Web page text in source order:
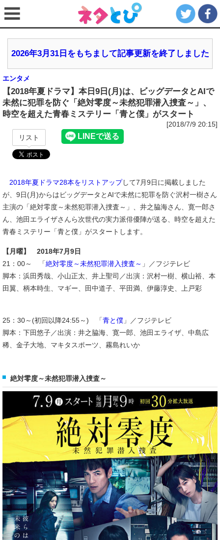
2026年3月31日をもちまして記事更新を終了しました
エンタメ
【2018年夏ドラマ】本日9日(月)は、ビッグデータとAIで
未然に犯罪を防ぐ「絶対零度～未然犯罪潜入捜査～」、
時空を超えた青春ミステリー「青と僕」がスタート
[2018/7/9 20:15]
リスト
2018年夏ドラマ28本をリストアップして7月9日に掲載しました
が、9日(月)からはビッグデータとAIで未然に犯罪を防ぐ沢村一樹さん
主演の「絶対零度～未然犯罪潜入捜査～」、井之脇海さん、寛一郎さ
ん、池田エライザさんら次世代の実力派俳優陣が送る、時空を超えた
青春ミステリー「青と僕」がスタートします。
【月曜】 2018年7月9日
21：00～ 「絶対零度～未然犯罪潜入捜査～ 」／フジテレビ
脚本：浜田秀哉、小山正太、井上聖司／出演：沢村一樹、横山裕、本
田翼、柄本時生、マギー、田中道子、平田満、伊藤淳史、上戸彩
25：30～(初回以降24:55～) 「青と僕 」／フジテレビ
脚本：下田悠子／出演：井之脇海、寛一郎、池田エライザ、中島広
稀、金子大地、マキタスポーツ、霧島れいか
絶対零度～未然犯罪潜入捜査～